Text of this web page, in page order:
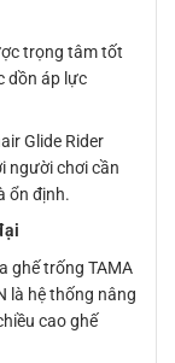
trọng tâm tốt
dồn áp lực
Glide Rider
người chơi cần
ổn định.
ghế trống TAMA
là hệ thống nâng
cao ghế